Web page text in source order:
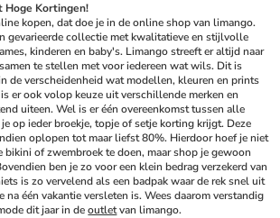
Hoge Kortingen!
kopen, dat doe je in de online shop van limango.
gevarieerde collectie met kwalitatieve en stijlvolle
kinderen en baby's. Limango streeft er altijd naar
te stellen met voor iedereen wat wils. Dit is
de verscheidenheid wat modellen, kleuren en prints
er ook volop keuze uit verschillende merken en
uiteen. Wel is er één overeenkomst tussen alle
op ieder broekje, topje of setje korting krijgt. Deze
oplopen tot maar liefst 80%. Hierdoor hoef je niet
bikini of zwembroek te doen, maar shop je gewoon
ben je zo voor een klein bedrag verzekerd van
is zo vervelend als een badpak waar de rek snel uit
na één vakantie versleten is. Wees daarom verstandig
dit jaar in de outlet van limango.